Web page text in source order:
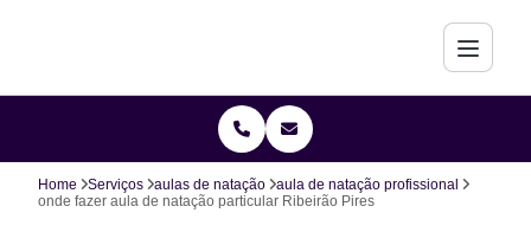
Home Serviços aulas de natação
aula de natação profissional
onde fazer aula de natação particular Ribeirão Pires